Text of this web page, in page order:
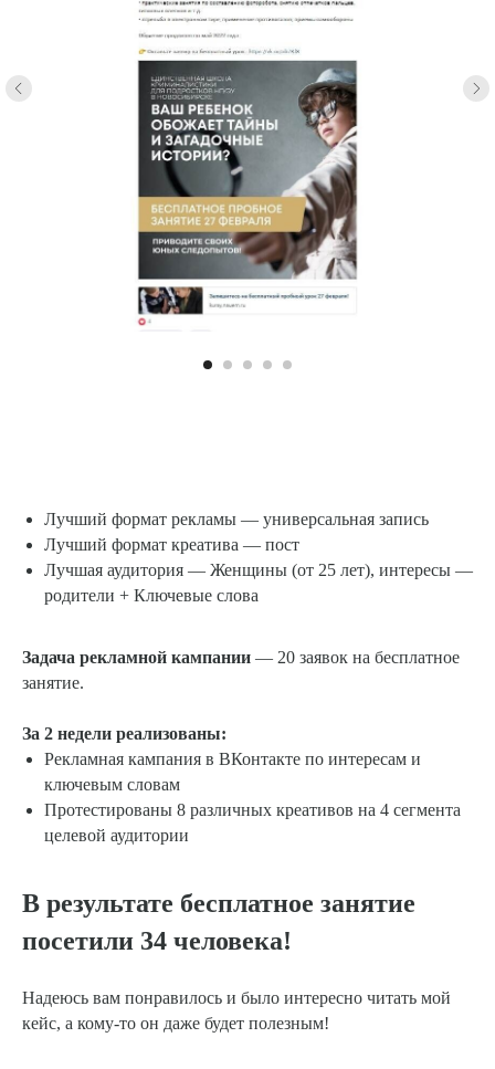
Лучший формат рекламы — универсальная запись
Лучший формат креатива — пост
Лучшая аудитория — Женщины (от 25 лет), интересы —
родители + Ключевые слова
Задача рекламной кампании — 20 заявок на бесплатное
занятие.
За 2 недели реализованы:
Рекламная кампания в ВКонтакте по интересам и
ключевым словам
Протестированы 8 различных креативов на 4 сегмента
целевой аудитории
В результате бесплатное занятие
посетили 34 человека!
Надеюсь вам понравилось и было интересно читать мой
кейс, а кому-то он даже будет полезным!